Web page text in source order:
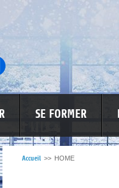
SE FORMER
CONTRE LES VIOLENCES
Accueil >> HOME